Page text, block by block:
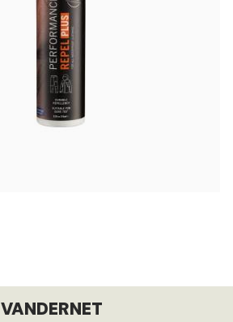
VANDERNET